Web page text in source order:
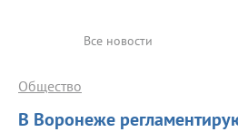
Все новости
В Воронеже
Общество